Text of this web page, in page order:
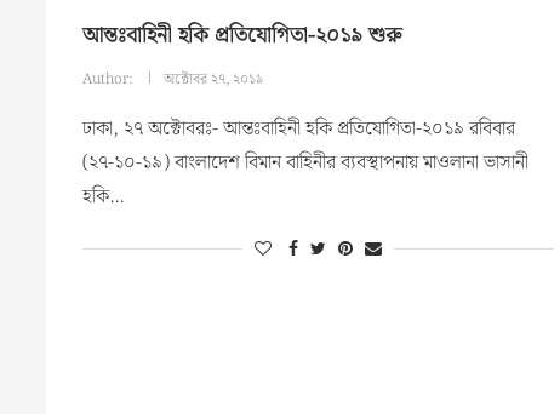
আন্তঃবাহিনী হকি প্রতিযোগিতা-২০১৯ শুরু
Author: অক্টোবর ২৭, ২০১৯
ঢাকা, ২৭ অক্টোবরঃ- আন্তঃবাহিনী হকি প্রতিযোগিতা-২০১৯ রবিবার
(২৭-১০-১৯) বাংলাদেশ বিমান বাহিনীর ব্যবস্থাপনায় মাওলানা ভাসানী
হকি…